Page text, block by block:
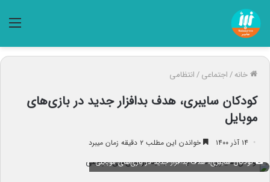
خانه/اجتماعی/انتظامی
کودکان سایبری، هدف بدافزار جدید در بازی‌های
موبایل
۱۴ آذر ۱۴۰۰ خواندن این مطلب ۲ دقیقه زمان میبرد
کودکان سایبری، هدف بدافزار جدید در بازی‌های موبایلی